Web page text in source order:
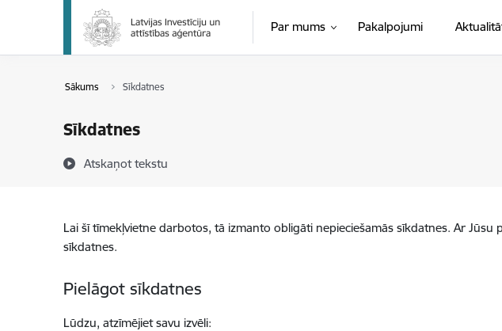
Pāriet uz lapas saturu
Par mums Pakalpojumi
Sākums Sīkdatnes
Sīkdatnes
Atskaņot tekstu
Lai šī tīmekļvietne darbotos, tā izmanto obligāti nepieciešamās sīkdatnes. Ar
sīkdatnes.
Pielāgot sīkdatnes
Lūdzu, atzīmējiet savu izvēli: